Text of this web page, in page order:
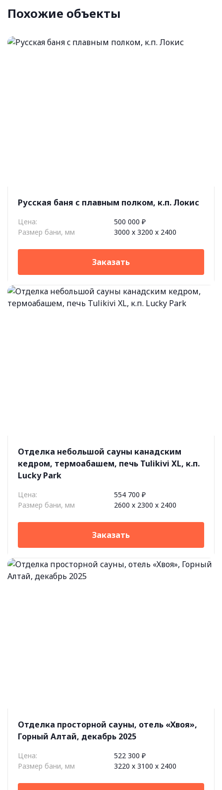
Похожие объекты
Русская баня c плавным полком, к.п. Локис
Цена:
500 000 ₽
Размер бани, мм
3000 х 3200 х 2400
Заказать
Отделка небольшой сауны канадским
кедром, термоабашем, печь Tulikivi XL, к.п.
Lucky Park
Цена:
554 700 ₽
Размер бани, мм
2600 х 2300 х 2400
Заказать
Отделка просторной сауны, отель «Хвоя»,
Горный Алтай, декабрь 2025
Цена:
522 300 ₽
Размер бани, мм
3220 х 3100 х 2400